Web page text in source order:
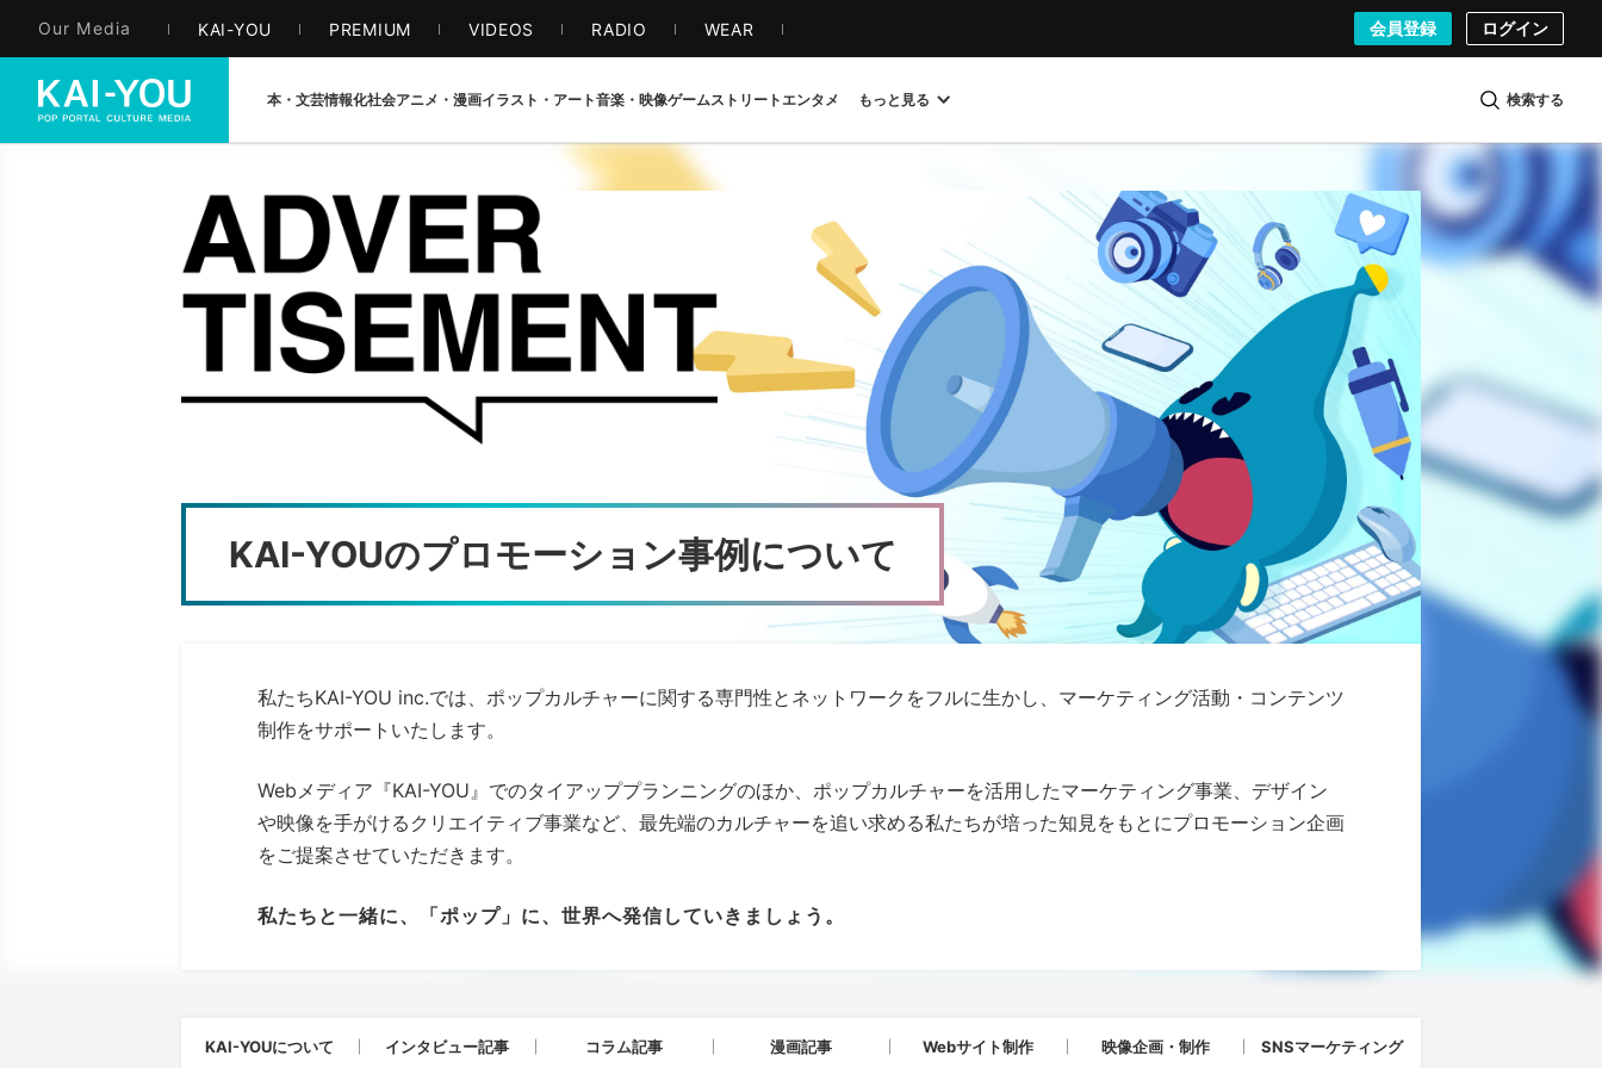
Our Media KAI-YOU PREMIUM VIDEOS RADIO WEAR 会員登録 ログイン
本・文芸情報化社会アニメ・漫画イラスト・アート音楽・映像ゲームストリート エンタメ もっと見る 検索する
KAI-YOUのプロモーション事例について
私たちKAI-YOU inc.では、ポップカルチャーに関する専門性とネットワークをフルに生かし、マーケティング活動・コンテンツ
制作をサポートいたします。
Webメディア『KAI-YOU』でのタイアッププランニングのほか、ポップカルチャーを活用したマーケティング事業、デザイン
や映像を手がけるクリエイティブ事業など、最先端のカルチャーを追い求める私たちが培った知見をもとにプロモーション企画
をご提案させていただきます。
私たちと一緒に、「ポップ」に、世界へ発信していきましょう。
KAI-YOUについて インタビュー記事 コラム記事 漫画記事 Webサイト制作 映像企画・制作 SNSマーケティング